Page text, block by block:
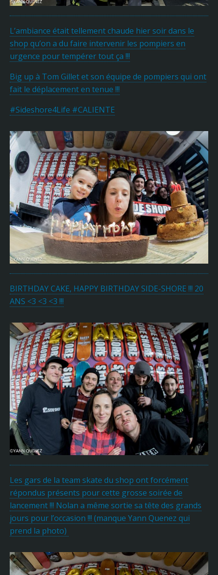
L’ambiance était tellement chaude hier soir dans le
shop qu’on a du faire intervenir les pompiers en
urgence pour tempérer tout ça !!!
Big up à Tom Gillet et son équipe de pompiers qui ont
fait le déplacement en tenue !!!
#Sideshore4Life #CALIENTE
BIRTHDAY CAKE, HAPPY BIRTHDAY SIDE-SHORE !!! 20
ANS <3 <3 <3 !!!
Les gars de la team skate du shop ont forcément
répondus présents pour cette grosse soirée de
lancement !!! Nolan a même sortie sa tête des grands
jours pour l’occasion !!! (manque Yann Quenez qui
prend la photo)